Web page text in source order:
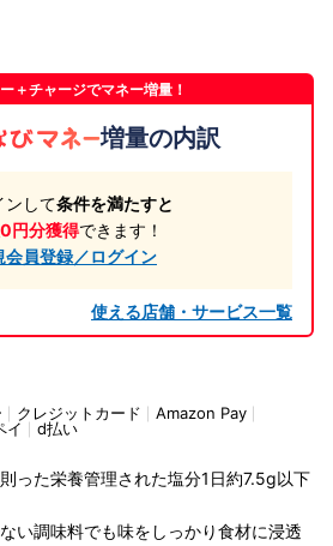
＋チャージでマネー増量！
増量の内訳
ンして条件を満たすと
円分獲得できます！
会員登録／ログイン
使える店舗・サービス一覧
クレジットカード
Amazon Pay
イ d払い
った栄養管理された塩分1日約7.5g以下
い調味料でも味をしっかり食材に浸透